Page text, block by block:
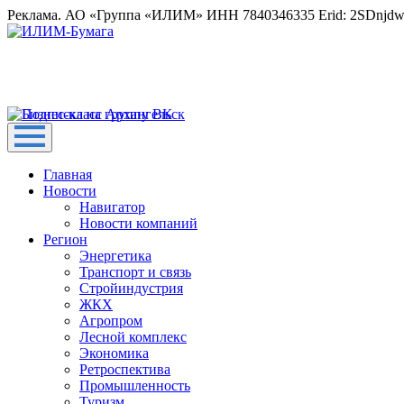
Реклама. АО «Группа «ИЛИМ» ИНН 7840346335 Erid:
Главная
Новости
Навигатор
Новости компаний
Регион
Энергетика
Транспорт и связь
Стройиндустрия
ЖКХ
Агропром
Лесной комплекс
Экономика
Ретроспектива
Промышленность